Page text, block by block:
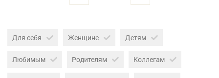
Для себя Женщине Детям
Любимым Родителям Коллегам